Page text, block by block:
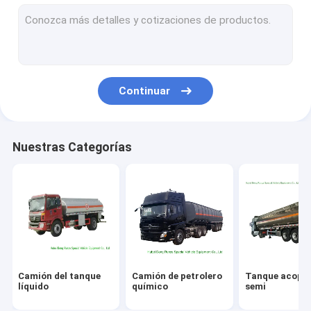
Cuerpos de encargo del camión
Camión del barrendero de camino
Camión de la cartelera del LED
camión de cocina móvil
camión hormigonera
Continuar
Nuestras Categorías
Camión del tanque
líquido
Camión de petrolero
químico
Tanque
semi